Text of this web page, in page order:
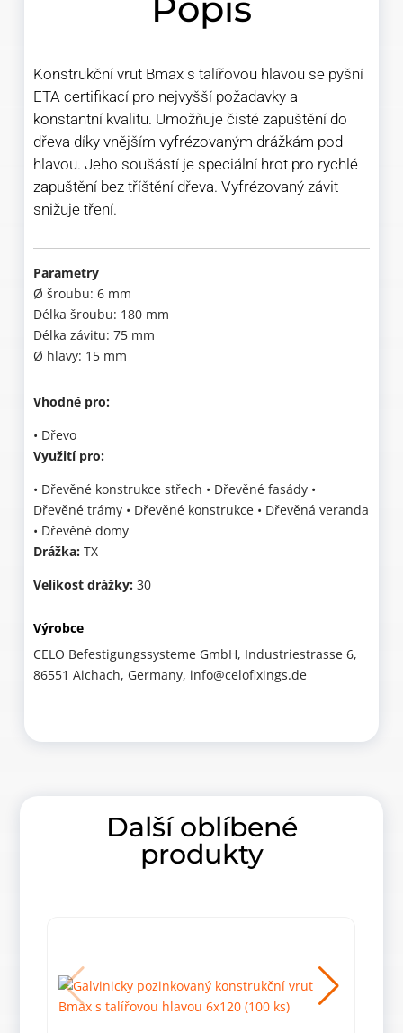
Popis
Konstrukční vrut Bmax s talířovou hlavou se pyšní
ETA certifikací pro nejvyšší požadavky a
konstantní kvalitu. Umožňuje čisté zapuštění do
dřeva díky vnějším vyfrézovaným drážkám pod
hlavou. Jeho soušástí je speciální hrot pro rychlé
zapuštění bez tříštění dřeva. Vyfrézovaný závit
snižuje tření.
Parametry
Ø šroubu: 6 mm
Délka šroubu: 180 mm
Délka závitu: 75 mm
Ø hlavy: 15 mm
Vhodné pro:
• Dřevo
Využití pro:
• Dřevěné konstrukce střech • Dřevěné fasády •
Dřevěné trámy • Dřevěné konstrukce • Dřevěná veranda
• Dřevěné domy
Drážka: TX
Velikost drážky: 30
Výrobce
CELO Befestigungssysteme GmbH, Industriestrasse 6,
86551 Aichach, Germany, info@celofixings.de
Další oblíbené
produkty